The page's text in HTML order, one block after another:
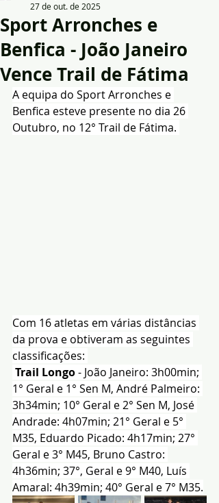
Sport Arronches e
Benfica - João Janeiro
Vence Trail de Fátima
27 de out. de 2025
A equipa do Sport Arronches e
Benfica esteve presente no dia 26
Outubro, no 12° Trail de Fátima.
Com 16 atletas em várias distâncias
da prova e obtiveram as seguintes
classificações:
Trail Longo - João Janeiro: 3h00min;
1° Geral e 1° Sen M, André Palmeiro:
3h34min; 10° Geral e 2° Sen M, José
Andrade: 4h07min; 21° Geral e 5°
M35, Eduardo Picado: 4h17min; 27°
Geral e 3° M45, Bruno Castro:
4h36min; 37°, Geral e 9° M40, Luís
Amaral: 4h39min; 40° Geral e 7° M35.